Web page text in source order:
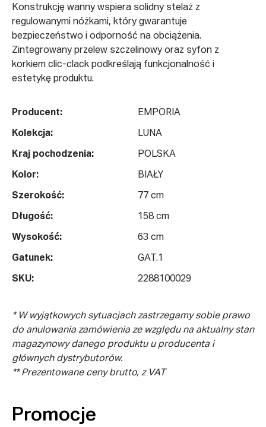
Konstrukcję wanny wspiera solidny stelaż z
regulowanymi nóżkami, który gwarantuje
bezpieczeństwo i odporność na obciążenia.
Zintegrowany przelew szczelinowy oraz syfon z
korkiem clic-clack podkreślają funkcjonalność i
estetykę produktu.
Producent: EMPORIA
Kolekcja: LUNA
Kraj pochodzenia: POLSKA
Kolor: BIAŁY
Szerokość: 77 cm
Długość: 158 cm
Wysokość: 63 cm
Gatunek: GAT.1
SKU: 2288100029
* W wyjątkowych sytuacjach zastrzegamy sobie prawo
do anulowania zamówienia ze względu na aktualny stan
magazynowy danego produktu u producenta i
głównych dystrybutorów.
** Prezentowane ceny brutto, z VAT
Promocje